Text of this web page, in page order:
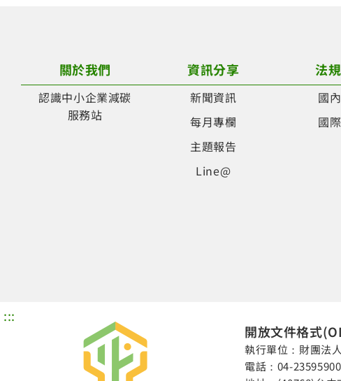
關於我們
認識中小企業減碳
服務站
資訊分享
新聞資訊
每月專欄
主題報告
Line@
法
國
國
:::
開放文件格式
執行單位：財團法
電話：04-